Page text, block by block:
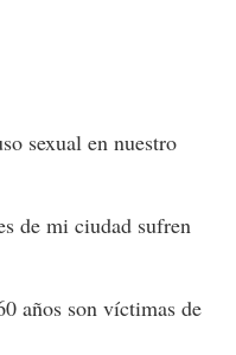
sexual en nuestro
de mi ciudad sufren
años son víctimas de